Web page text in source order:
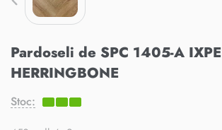
Pardoseli de SPC 1405-A IXPE
HERRINGBONE
Stoc: